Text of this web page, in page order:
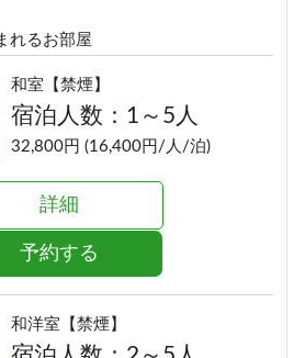
れるお部屋
和室【禁煙】
宿泊人数：1～5人
32,800円 (16,400円/人/泊)
詳細
予約する
和洋室【禁煙】